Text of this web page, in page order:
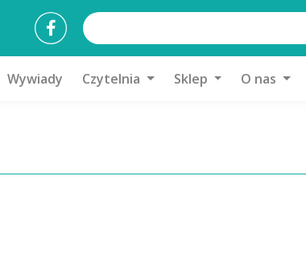
Wywiady Czytelnia Sklep O nas